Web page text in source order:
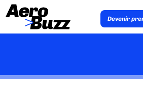
Devenir